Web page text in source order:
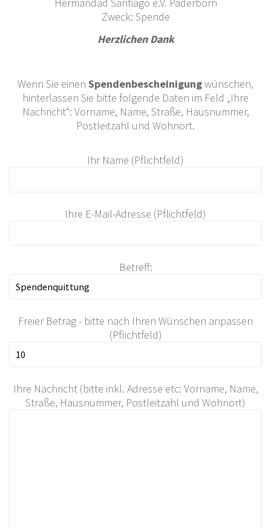
Zweck: Spende
Herzlichen Dank
Wenn Sie einen Spendenbescheinigungwünschen,
hinterlassen Sie bitte folgende Daten im Feld „Ihre
Nachricht“: Vorname, Name, Straße, Hausnummer,
Postleitzahl und Wohnort.
Ihr Name (Pflichtfeld)
Ihre E-Mail-Adresse (Pflichtfeld)
Betreff:
Freier Betrag - bitte nach Ihren Wünschen anpassen
(Pflichtfeld)
Ihre Nachricht (bitte inkl. Adresse etc: Vorname, Name,
Straße, Hausnummer, Postleitzahl und Wohnort)